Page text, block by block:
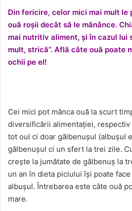
Din fericire, celor mici mai mult le
ouă roșii decât să le mănânce.
mai nutritiv aliment, și în cazul lui
mult, strică”. Află câte ouă poate
ochii pe el!
Cei mici pot mânca ouă la scurt
diversificării alimentației, respectiv
tot oul ci doar gălbenușul (albușul
gălbenușul ci un sfert la trei zile.
crește la jumătate de gălbenuș la
un an în dieta piciului își poate
albușul. Întrebarea este câte ouă
mare.